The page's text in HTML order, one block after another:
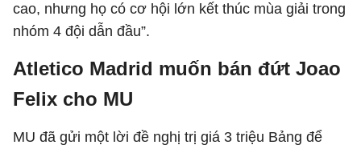
cao, nhưng họ có cơ hội lớn kết thúc mùa giải trong
nhóm 4 đội dẫn đầu”.
Atletico Madrid muốn bán đứt Joao
Felix cho MU
MU đã gửi một lời đề nghị trị giá 3 triệu Bảng để